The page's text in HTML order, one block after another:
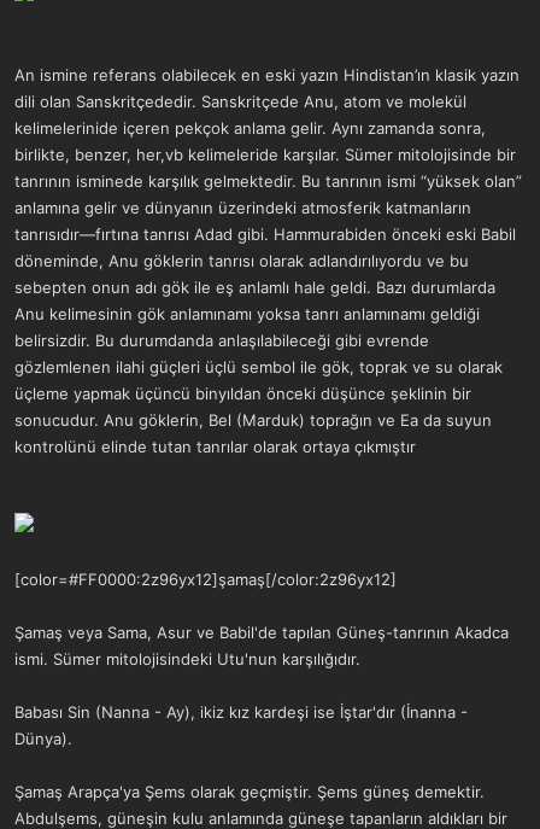
An ismine referans olabilecek en eski yazın Hindistan’ın klasik yazın
dili olan Sanskritçededir. Sanskritçede Anu, atom ve molekül
kelimelerinide içeren pekçok anlama gelir. Aynı zamanda sonra,
birlikte, benzer, her,vb kelimeleride karşılar. Sümer mitolojisinde bir
tanrının isminede karşılık gelmektedir. Bu tanrının ismi “yüksek olan”
anlamına gelir ve dünyanın üzerindeki atmosferik katmanların
tanrısıdır—fırtına tanrısı Adad gibi. Hammurabiden önceki eski Babil
döneminde, Anu göklerin tanrısı olarak adlandırılıyordu ve bu
sebepten onun adı gök ile eş anlamlı hale geldi. Bazı durumlarda
Anu kelimesinin gök anlamınamı yoksa tanrı anlamınamı geldiği
belirsizdir. Bu durumdanda anlaşılabileceği gibi evrende
gözlemlenen ilahi güçleri üçlü sembol ile gök, toprak ve su olarak
üçleme yapmak üçüncü binyıldan önceki düşünce şeklinin bir
sonucudur. Anu göklerin, Bel (Marduk) toprağın ve Ea da suyun
kontrolünü elinde tutan tanrılar olarak ortaya çıkmıştır
[color=#FF0000:2z96yx12]şamaş[/color:2z96yx12]
Şamaş veya Sama, Asur ve Babil'de tapılan Güneş-tanrının Akadca
ismi. Sümer mitolojisindeki Utu'nun karşılığıdır.
Babası Sin (Nanna - Ay), ikiz kız kardeşi ise İştar'dır (İnanna -
Dünya).
Şamaş Arapça'ya Şems olarak geçmiştir. Şems güneş demektir.
Abdulşems, güneşin kulu anlamında güneşe tapanların aldıkları bir